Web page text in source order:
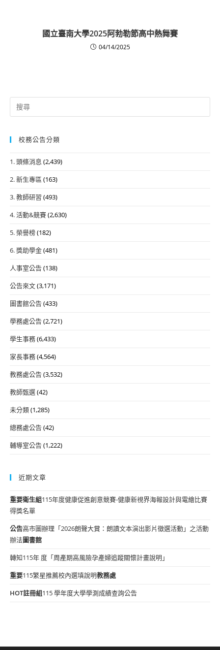
國立臺南大學2025阿勃勒節高中熱舞賽
04/14/2025
Search
for:
校務公告分類
1. 頭條消息 (2,439)
2. 新生專區 (163)
3. 教師研習 (493)
4. 活動&競賽(2,630)
5. 榮譽榜(182)
6. 獎助學金(481)
人事室公告(138)
公告來文(3,171)
圖書館公告(433)
學務處公告(2,721)
學生事務(6,433)
家長事務(4,564)
教務處公告(3,532)
教師甄選(42)
未分類(1,285)
總務處公告(42)
輔導室公告(1,222)
近期文章
重要衛生組115年度健康促進創意競賽-健康新視界海報設計與電繪比賽
得獎名單
公告高市圖辦理「2026朗聲大賞：朗讀文本演出影片徵選活動」之活動
辦法圖書館
轉知115年 度「周產期高風險孕產婦追蹤關懷計畫說明」
重要115繁星推薦校內選填說明教務處
HOT註冊組115 學年度大學學測成績查詢公告